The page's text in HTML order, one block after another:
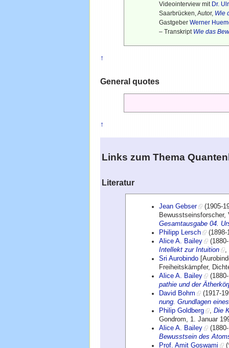
Videointerview mit Dr.
Saarbrücken, Autor, Wie
GastgeberWerner
– Transkript Wie das
↑
General quotes
↑
Links zum Thema
Literatur
Jean Gebser
(1905-
Gesamtausgabe 04.
Philipp Lersch
Alice A. Bailey
Intellekt zur Intuition
,
Sri Aurobindo
Freiheitskämpfer,
Alice A. Bailey
pathie und der
David Bohm
(1917-
nung. Grundlagen
Philip Goldberg
,Die
Gondrom, 1. Januar
Alice A. Bailey
Bewusstsein des
Prof. Amit Goswami